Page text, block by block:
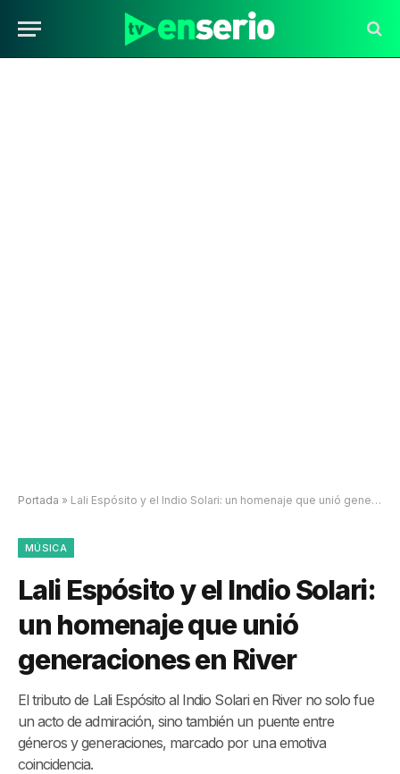
Portada » Lali Espósito y el Indio Solari: un homenaje que unió generaciones en River
MÚSICA
Lali Espósito y el Indio Solari:
un homenaje que unió
generaciones en River
El tributo de Lali Espósito al Indio Solari en River no solo fue
un acto de admiración, sino también un puente entre
géneros y generaciones, marcado por una emotiva
coincidencia.